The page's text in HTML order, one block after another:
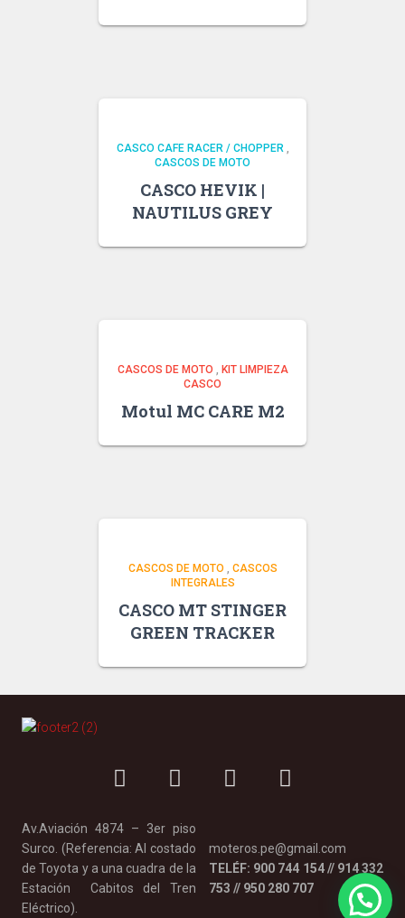
CASCO CAFE RACER / CHOPPER,
CASCOS DE MOTO
CASCO HEVIK |
NAUTILUS GREY
CASCOS DE MOTO , KIT LIMPIEZA
CASCO
Motul MC CARE M2
CASCOS DE MOTO, CASCOS
INTEGRALES
CASCO MT STINGER
GREEN TRACKER
Av.Aviación 4874 – 3er piso
Surco. (Referencia: Al costado
de Toyota y a una cuadra de la
Estación Cabitos del Tren
Eléctrico).
moteros.pe@gmail.com
TELÉF: 900 744 154 // 914 332
753 // 950 280 707